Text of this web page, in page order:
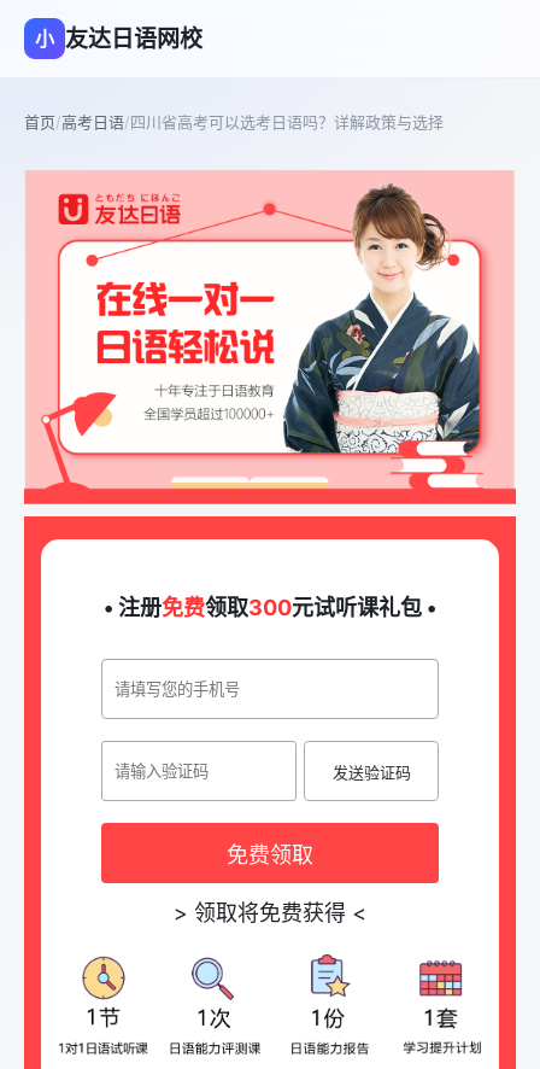
小 友达日语网校
首页/高考日语/四川省高考可以选考日语吗？详解政策与选择
• 注册免费领取300元试听课礼包 •
发送验证码
免费领取
> 领取将免费获得 <